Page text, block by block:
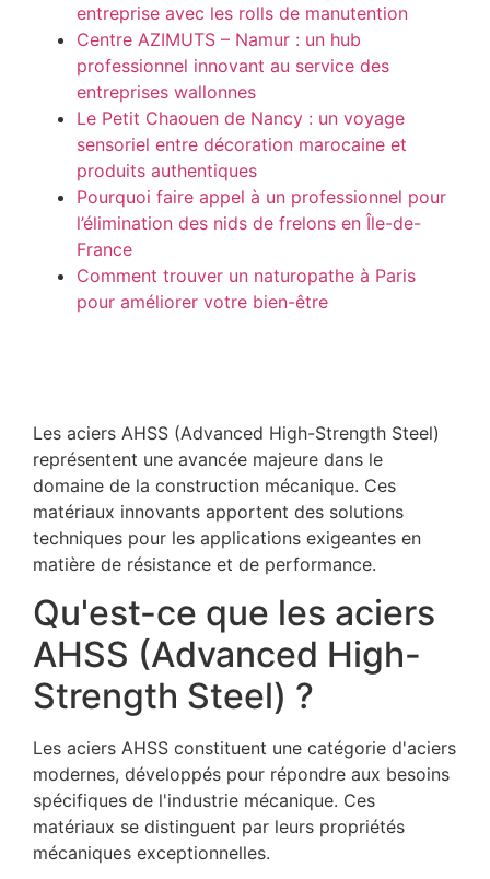
Les aciers AHSS (Advanced High-Strength Steel)
représentent une avancée majeure dans le
domaine de la construction mécanique. Ces
matériaux innovants apportent des solutions
techniques pour les applications exigeantes en
matière de résistance et de performance.
Qu'est-ce que les aciers
AHSS (Advanced High-
Strength Steel) ?
Les aciers AHSS constituent une catégorie d'aciers
modernes, développés pour répondre aux besoins
spécifiques de l'industrie mécanique. Ces
matériaux se distinguent par leurs propriétés
mécaniques exceptionnelles.
entreprise avec les rolls de manutention
Centre AZIMUTS – Namur : un hub
professionnel innovant au service des
entreprises wallonnes
Le Petit Chaouen de Nancy : un voyage
sensoriel entre décoration marocaine et
produits authentiques
Pourquoi faire appel à un professionnel pour
l’élimination des nids de frelons en Île-de-
France
Comment trouver un naturopathe à Paris
pour améliorer votre bien-être